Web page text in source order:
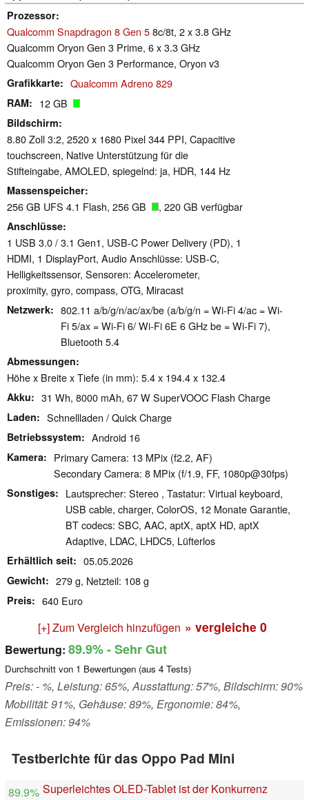
Prozessor
Qualcomm Snapdragon 8 Gen 58c/8t, 2 x 3.8 GHz
Qualcomm Oryon Gen 3 Prime, 6 x 3.3 GHz
Qualcomm Oryon Gen 3 Performance, Oryon v3
Grafikkarte Qualcomm Adreno 829
RAM 12 GB
Bildschirm
8.80 Zoll 3:2, 2520 x 1680 Pixel 344 PPI, Capacitive
touchscreen, Native Unterstützung für die
Stifteingabe, AMOLED, spiegelnd: ja, HDR, 144 Hz
Massenspeicher
256 GB UFS 4.1 Flash, 256 GB , 220 GB verfügbar
Anschlüsse
1 USB 3.0 / 3.1 Gen1, USB-C Power Delivery (PD), 1
HDMI, 1 DisplayPort, Audio Anschlüsse: USB-C,
Helligkeitssensor, Sensoren: Accelerometer,
proximity, gyro, compass, OTG, Miracast
Netzwerk
802.11 a/​b/​g/​n/​ac/​ax/​be (a/b/g/n = Wi-Fi 4/ac = Wi-
Fi 5/ax = Wi-Fi 6/ Wi-Fi 6E 6 GHz be = Wi-Fi 7),
Bluetooth 5.4
Abmessungen
Höhe x Breite x Tiefe (in mm): 5.4 x 194.4 x 132.4
Akku 31 Wh, 8000 mAh, 67 W SuperVOOC Flash Charge
Laden Schnellladen / Quick Charge
Betriebssystem Android 16
Kamera
Primary Camera: 13 MPix (f2.2, AF)
Secondary Camera: 8 MPix (f/1.9, FF, 1080p@30fps)
Sonstiges
Lautsprecher: Stereo , Tastatur: Virtual keyboard,
USB cable, charger, ColorOS, 12 Monate Garantie,
BT codecs: SBC, AAC, aptX, aptX HD, aptX
Adaptive, LDAC, LHDC5, Lüfterlos
Erhältlich seit 05.05.2026
Gewicht 279 g, Netzteil: 108 g
Preis 640 Euro
[+] Zum Vergleich hinzufügen » vergleiche 0
Bewertung: 89.9%- Sehr Gut
Durchschnitt von 1 Bewertungen (aus 4 Tests)
Preis: - %, Leistung: 65%, Ausstattung: 57%, Bildschirm: 90%
Mobilität: 91%, Gehäuse: 89%, Ergonomie: 84%,
Emissionen: 94%
Testberichte für das Oppo Pad Mini
89.9% Superleichtes OLED-Tablet ist der Konkurrenz